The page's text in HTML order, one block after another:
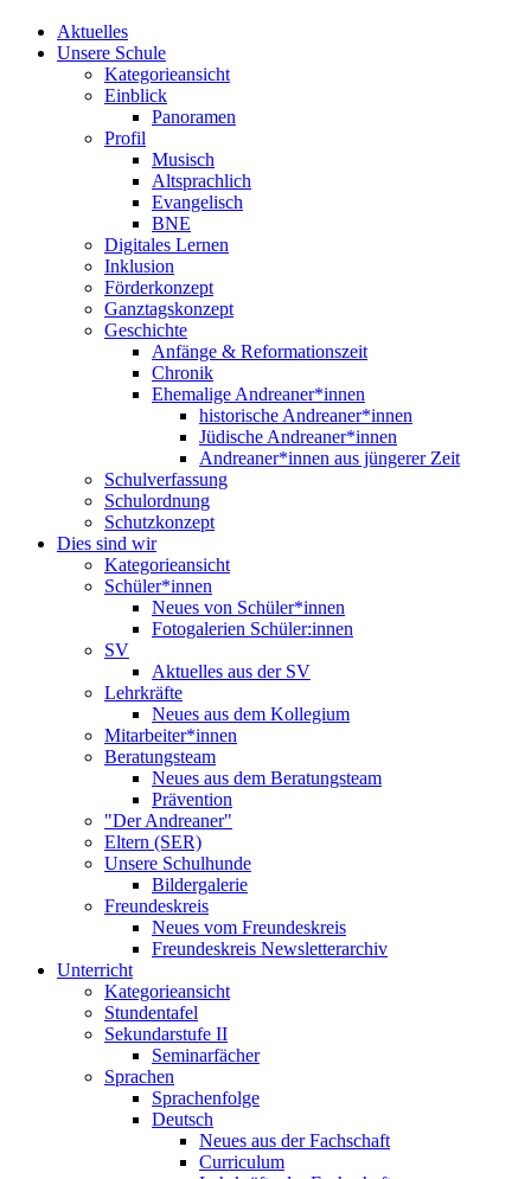
Aktuelles
Unsere Schule
Kategorieansicht
Einblick
Panoramen
Profil
Musisch
Altsprachlich
Evangelisch
BNE
Digitales Lernen
Inklusion
Förderkonzept
Ganztagskonzept
Geschichte
Anfänge & Reformationszeit
Chronik
Ehemalige Andreaner*innen
historische Andreaner*innen
Jüdische Andreaner*innen
Andreaner*innen aus jüngerer Zeit
Schulverfassung
Schulordnung
Schutzkonzept
Dies sind wir
Kategorieansicht
Schüler*innen
Neues von Schüler*innen
Fotogalerien Schüler:innen
SV
Aktuelles aus der SV
Lehrkräfte
Neues aus dem Kollegium
Mitarbeiter*innen
Beratungsteam
Neues aus dem Beratungsteam
Prävention
"Der Andreaner"
Eltern (SER)
Unsere Schulhunde
Bildergalerie
Freundeskreis
Neues vom Freundeskreis
Freundeskreis Newsletterarchiv
Unterricht
Kategorieansicht
Stundentafel
Sekundarstufe II
Seminarfächer
Sprachen
Sprachenfolge
Deutsch
Neues aus der Fachschaft
Curriculum